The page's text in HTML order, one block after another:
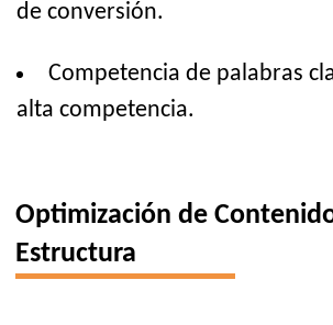
de conversión.
Competencia de palabras
alta competencia.
Optimización de
Estructura